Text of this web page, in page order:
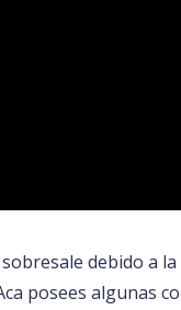
debido a
posees algunas